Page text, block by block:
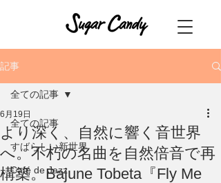
記事
全ての記事
すばらしい新世界
Café de Jazz
全ての記事
より深く、自然に響く音世界
へ。不朽の名曲を自然倍音で再
構築。Bajune Tobeta『Fly Me
6月19日